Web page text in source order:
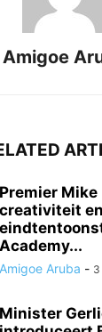
Amigoe
Premier Mike
creativiteit
Academy...
Amigoe Aruba -
Minister